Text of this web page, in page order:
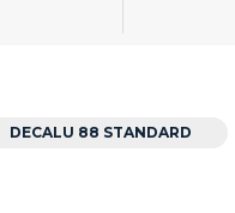
DECALU 88 STANDARD